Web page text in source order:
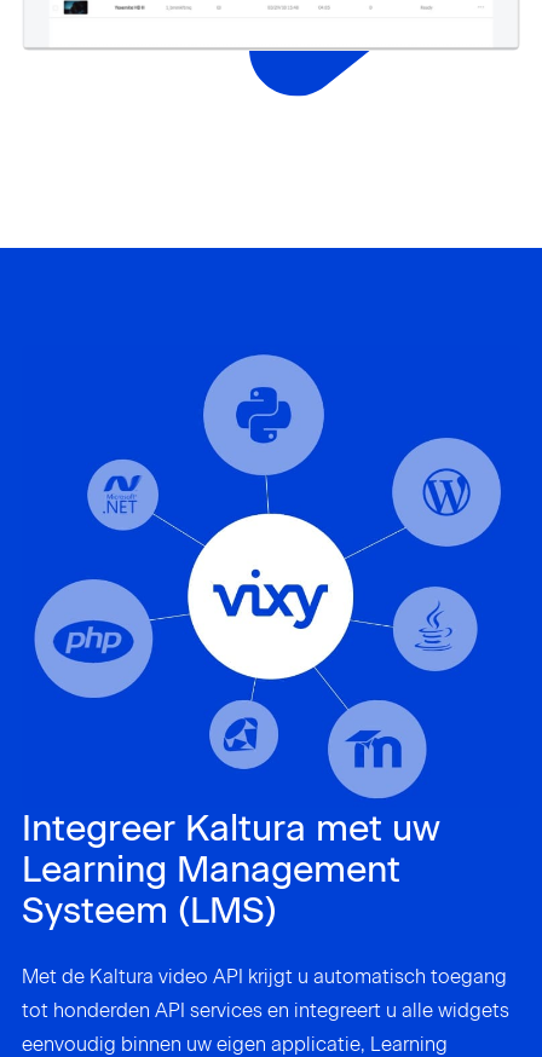
Integreer Kaltura met uw
Learning Management
Systeem (LMS)
Met de Kaltura video API krijgt u automatisch toegang
tot honderden API services en integreert u alle widgets
eenvoudig binnen uw eigen applicatie, Learning